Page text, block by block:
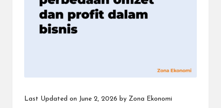
Last Updated on June 2, 2026 by Zona Ekonomi